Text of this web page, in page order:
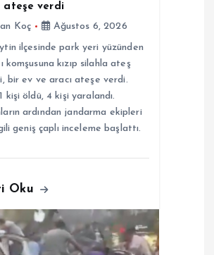
ateşe verdi
Koç
Ağustos 6, 2026
ilçesinde park yeri yüzünden
komşusuna kızıp silahla ateş
bir ev ve aracı ateşe verdi.
kişi öldü, 4 kişi yaralandı.
ardından jandarma ekipleri
geniş çaplı inceleme başlattı.
Oku